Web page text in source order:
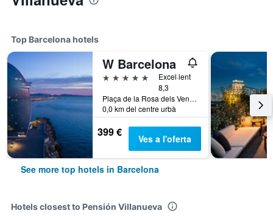
Top Barcelona hotels
W Barcelona
5 estrelles
Excel·lent
8,3
Plaça de la Rosa dels Vents, 1, Barcelona, Espanya
0,0 km del centre urbà
399 € Ves a l'oferta
See more top hotels in Barcelona
Hotels closest to Pensión Villanueva